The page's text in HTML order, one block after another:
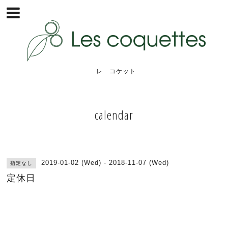
レ コケット
calendar
指定なし 2019-01-02 (Wed) - 2018-11-07 (Wed)
定休日